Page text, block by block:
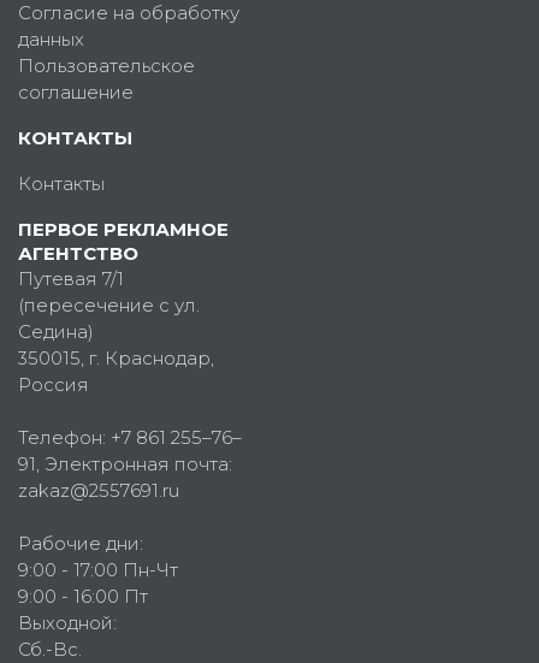
Согласие на обработку
данных
Пользовательское
соглашение
КОНТАКТЫ
Контакты
ПЕРВОЕ РЕКЛАМНОЕ
АГЕНТСТВО
Путевая 7/1
(пересечение с ул.
Седина)
350015, г. Краснодар,
Россия
Телефон: +7 861 255–76–
91, Электронная почта:
zakaz@2557691.ru
Рабочие дни:
9:00 - 17:00 Пн-Чт
9:00 - 16:00 Пт
Выходной:
Сб.-Вс.